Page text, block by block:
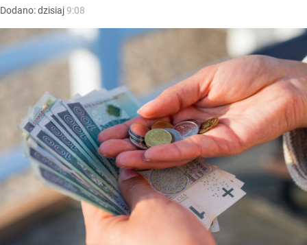
Dodano:dzisiaj9:08